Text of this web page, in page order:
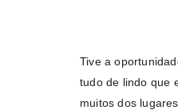
Tive a
tudo de lindo que
muitos dos